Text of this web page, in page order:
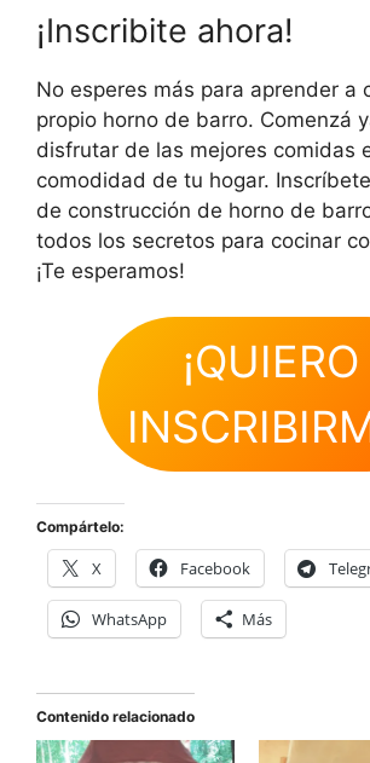
¡Inscribite ahora!
No esperes más para aprender a
propio horno de barro. Comenzá
disfrutar de las mejores comidas
comodidad de tu hogar.
de construcción de horno de
todos los secretos para cocinar
¡Te esperamos!
¡QUIERO
Compártelo:
X Facebook
WhatsApp Más
Contenido relacionado